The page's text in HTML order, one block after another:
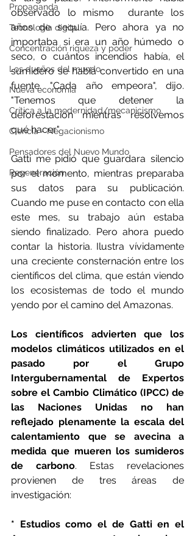
Propaganda
Tecnología digital
Concentración riqueza y poder
Los dueños del mundo
Nueva economía
Crítica a la modernidad/mecanicismo
Ciencia - Negacionismo
Pensadores del Nuevo Mundo
Regeneración
observado lo mismo  durante los
años de sequía. Pero ahora ya no
importaba si era un año húmedo o
seco, o cuántos incendios había, el
sumidero se había convertido en una
fuente. "Cada año empeora", dijo.
"Tenemos que detener la
deforestación mientras resolvemos
qué hacer".
Gatti me pidió que guardara silencio
por el momento, mientras preparaba
sus datos para su publicación.
Cuando me puse en contacto con ella
este mes, su trabajo aún estaba
siendo finalizado. Pero ahora puedo
contar la historia. Ilustra vívidamente
una creciente consternación entre los
científicos del clima, que están viendo
los ecosistemas de todo el mundo
yendo por el camino del Amazonas.
Los científicos advierten que los
modelos climáticos utilizados en el
pasado por el Grupo
Intergubernamental de Expertos
sobre el Cambio Climático (IPCC) de
las Naciones Unidas no han
reflejado plenamente la escala del
calentamiento que se avecina a
medida que mueren los sumideros
de carbono. Estas revelaciones
provienen de tres áreas de
investigación:
* Estudios como el de Gatti en el